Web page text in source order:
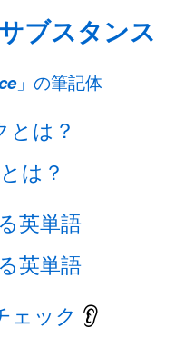
ブスタンス
」の筆記体
とは？
は？
英単語
英単語
ェック 👂